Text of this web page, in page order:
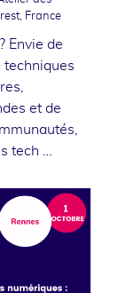
France
Envie de
techniques
et de
tech …